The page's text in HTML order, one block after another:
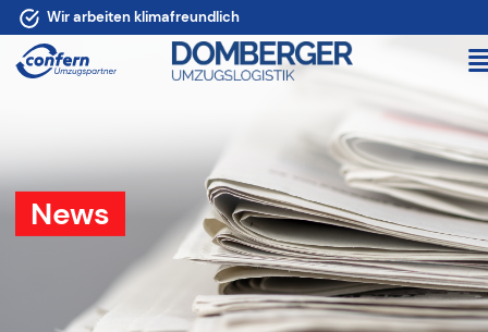
Wir arbeiten klimafreundlich
News